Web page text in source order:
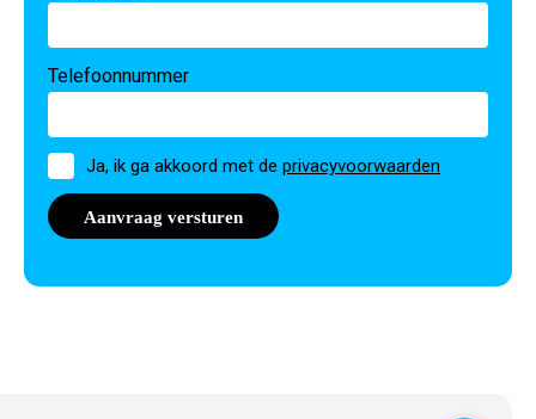
Telefoonnummer
Toestemming
Ja, ik ga akkoord met de privacyvoorwaarden